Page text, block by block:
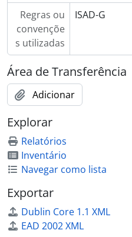
Regras ou
convençõe
s utilizadas
ISAD-G
Área de Transferência
Adicionar
Explorar
Relatórios
Inventário
Navegar como lista
Exportar
Dublin Core 1.1 XML
EAD 2002 XML